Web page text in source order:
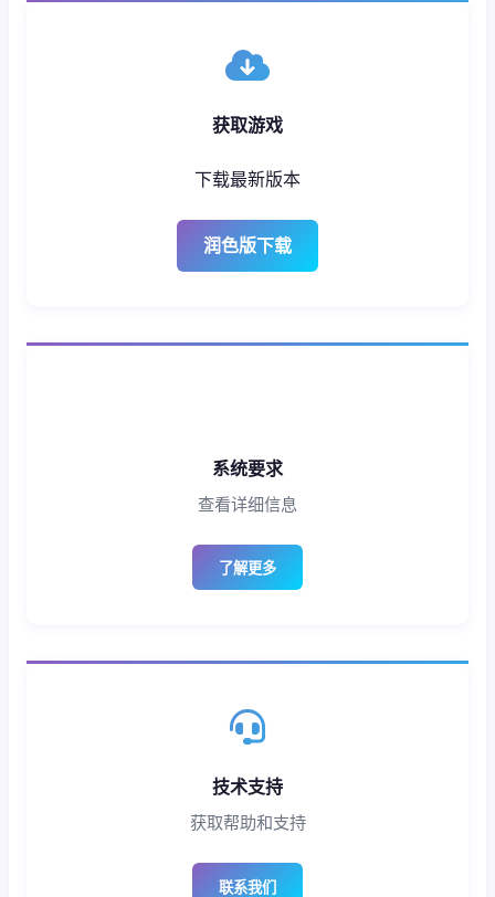
获取游戏
下载最新版本
润色版下载
系统要求
查看详细信息
了解更多
技术支持
获取帮助和支持
联系我们